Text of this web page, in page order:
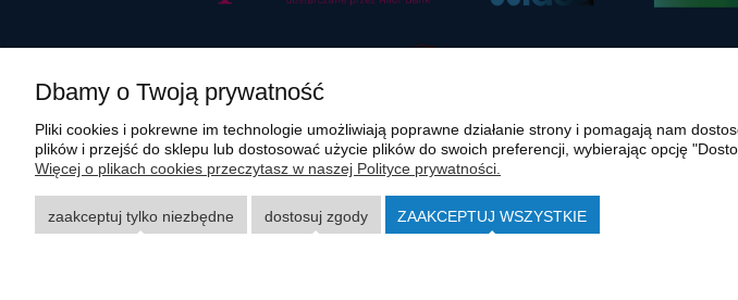
Wszystkie materiały graficzne i zdjęciowe zamieszczone na stronie internetowej polmasz.pl są prawnie
rozpowszechnianie wskazanych powyżej materiałów wymaga zgody polmasz.pl w formie pisemnej pod rygorem
Carraro, Case, Cat, Caterpillar, Dana Spicer, Doosan, Komatsu, New Holland, Volvo, ZF czy innych producentów
Dbamy o Twoją prywatność
Pliki cookies i pokrewne im technologie umożliwiają poprawne działanie strony i pomagają nam
plików i przejść do sklepu lub dostosować użycie plików do swoich preferencji, wybierając opcję
Więcej o plikach cookies przeczytasz w naszej Polityce prywatności.
zaakceptuj tylko niezbędne dostosuj zgody ZAAKCEPTUJ WSZYSTKIE